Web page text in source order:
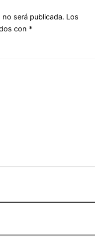
será publicada. Los
con *